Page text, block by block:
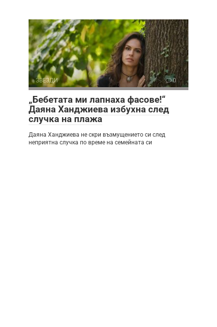
ЗВЕЗДИ 0
„Бебетата ми лапнаха фасове!“
Даяна Ханджиева избухна след
случка на плажа
Даяна Ханджиева не скри възмущението си след
неприятна случка по време на семейната си